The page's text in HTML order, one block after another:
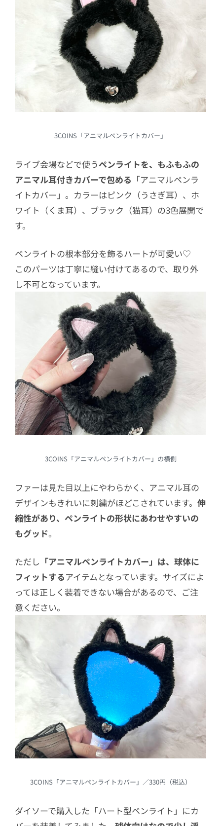
3COINS「アニマルペンライトカバー」
ライブ会場などで使うペンライトを、もふもふの
アニマル耳付きカバーで包める 「アニマルペンラ
イトカバー」。カラーはピンク（うさぎ耳）、ホ
ワイト（くま耳）、ブラック（猫耳）の3色展開で
す。
ペンライトの根本部分を飾るハートが可愛い♡
このパーツは丁寧に縫い付けてあるので、取り外
し不可となっています。
3COINS「アニマルペンライトカバー」の横側
ファーは見た目以上にやわらかく、アニマル耳の
デザインもきれいに刺繍がほどこされています。 伸
縮性があり、ペンライトの形状にあわせやすいの
もグッド。
ただし 「アニマルペンライトカバー」は、球体に
フィットするアイテムとなっています。サイズによ
っては正しく装着できない場合があるので、ご注
意ください。
3COINS「アニマルペンライトカバー」／330円（税込）
ダイソーで購入した「ハート型ペンライト」にカ